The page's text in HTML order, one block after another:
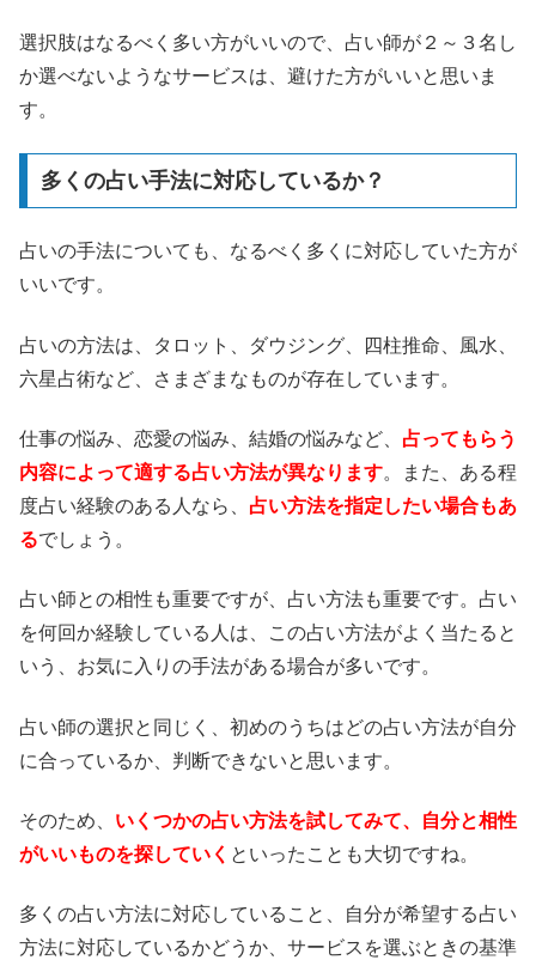
選択肢はなるべく多い方がいいので、占い師が２～３名し
か選べないようなサービスは、避けた方がいいと思いま
す。
多くの占い手法に対応しているか？
占いの手法についても、なるべく多くに対応していた方が
いいです。
占いの方法は、タロット、ダウジング、四柱推命、風水、
六星占術など、さまざまなものが存在しています。
仕事の悩み、恋愛の悩み、結婚の悩みなど、 占ってもらう
内容によって適する占い方法が異なります。また、ある程
度占い経験のある人なら、 占い方法を指定したい場合もあ
るでしょう。
占い師との相性も重要ですが、占い方法も重要です。占い
を何回か経験している人は、この占い方法がよく当たると
いう、お気に入りの手法がある場合が多いです。
占い師の選択と同じく、初めのうちはどの占い方法が自分
に合っているか、判断できないと思います。
そのため、 いくつかの占い方法を試してみて、自分と相性
がいいものを探していく といったことも大切ですね。
多くの占い方法に対応していること、自分が希望する占い
方法に対応しているかどうか、サービスを選ぶときの基準